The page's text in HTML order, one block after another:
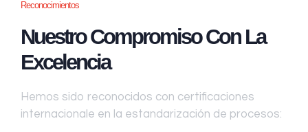
Reconocimientos
Nuestro Compromiso Con La
Excelencia
Hemos sido reconocidos con certificaciones
internacionale en la estandarización de procesos: